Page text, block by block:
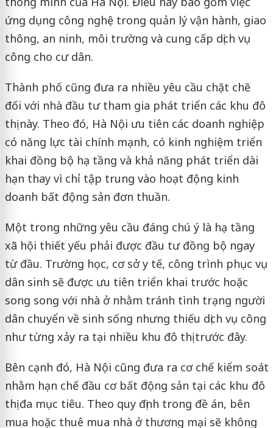
ứng dụng công nghệ trong quản lý vận hành, giao
thông, an ninh, môi trường và cung cấp dịch vụ
công cho cư dân.
Thành phố cũng đưa ra nhiều yêu cầu chặt chẽ
đối với nhà đầu tư tham gia phát triển các khu đô
thị này. Theo đó, Hà Nội ưu tiên các doanh nghiệp
có năng lực tài chính mạnh, có kinh nghiệm triển
khai đồng bộ hạ tầng và khả năng phát triển dài
hạn thay vì chỉ tập trung vào hoạt động kinh
doanh bất động sản đơn thuần.
Một trong những yêu cầu đáng chú ý là hạ tầng
xã hội thiết yếu phải được đầu tư đồng bộ ngay
từ đầu. Trường học, cơ sở y tế, công trình phục vụ
dân sinh sẽ được ưu tiên triển khai trước hoặc
song song với nhà ở nhằm tránh tình trạng người
dân chuyển về sinh sống nhưng thiếu dịch vụ công
như từng xảy ra tại nhiều khu đô thị trước đây.
Bên cạnh đó, Hà Nội cũng đưa ra cơ chế kiểm soát
nhằm hạn chế đầu cơ bất động sản tại các khu đô
thị đa mục tiêu. Theo quy định trong đề án, bên
mua hoặc thuê mua nhà ở thương mại sẽ không